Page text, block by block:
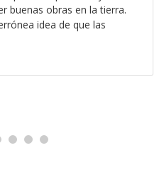
buenas obras en la tierra.
idea de que las